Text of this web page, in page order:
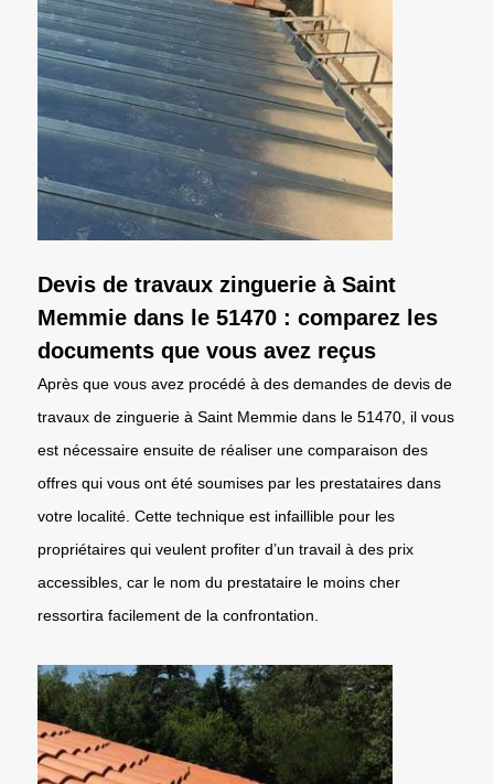
Devis de travaux zinguerie à Saint
Memmie dans le 51470 : comparez les
documents que vous avez reçus
Après que vous avez procédé à des demandes de devis de
travaux de zinguerie à Saint Memmie dans le 51470, il vous
est nécessaire ensuite de réaliser une comparaison des
offres qui vous ont été soumises par les prestataires dans
votre localité. Cette technique est infaillible pour les
propriétaires qui veulent profiter d’un travail à des prix
accessibles, car le nom du prestataire le moins cher
ressortira facilement de la confrontation.